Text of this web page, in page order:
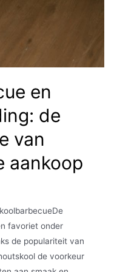
en
de
van
aankoop
favoriet onder
de populariteit van
de voorkeur